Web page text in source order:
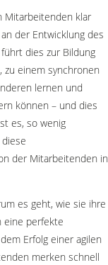
Mitarbeitenden klar
der Entwicklung des
dies zur Bildung
zu einem synchronen
lernen und
können – und dies
es, so wenig
der Mitarbeitenden in
es geht, wie sie ihre
eine perfekte
Erfolg einer agilen
merken schnell